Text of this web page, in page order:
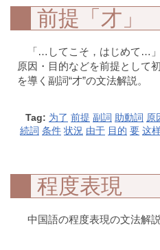
前提「才」
「…してこそ，はじめて…
原因・目的などを前提として
を導く副詞“才”の文法解説。
Tag: 为了 前提 副詞 助動詞 原
続詞 条件 状況 由于 目的 要 这
程度表現
中国語の程度表現の文法解説